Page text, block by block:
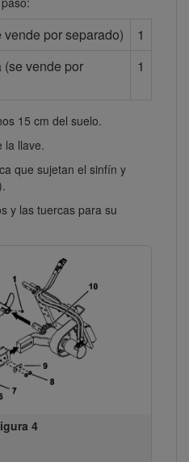
por separado)
1
vende por
1
15 cm del suelo.
la llave.
que sujetan el sinfín y
y las tuercas para su
4